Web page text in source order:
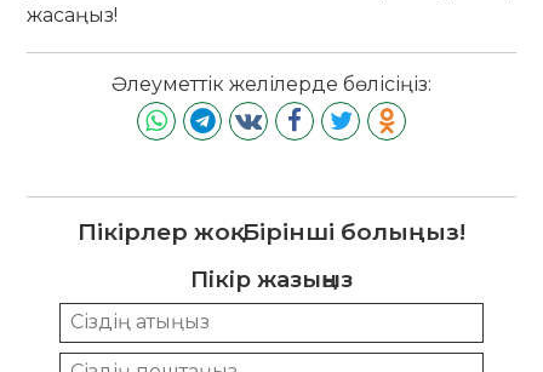
жасаңыз!
Әлеуметтік желілерде бөлісіңіз:
Пікірлер жоқ. Бірінші болыңыз!
Пікір жазыңыз